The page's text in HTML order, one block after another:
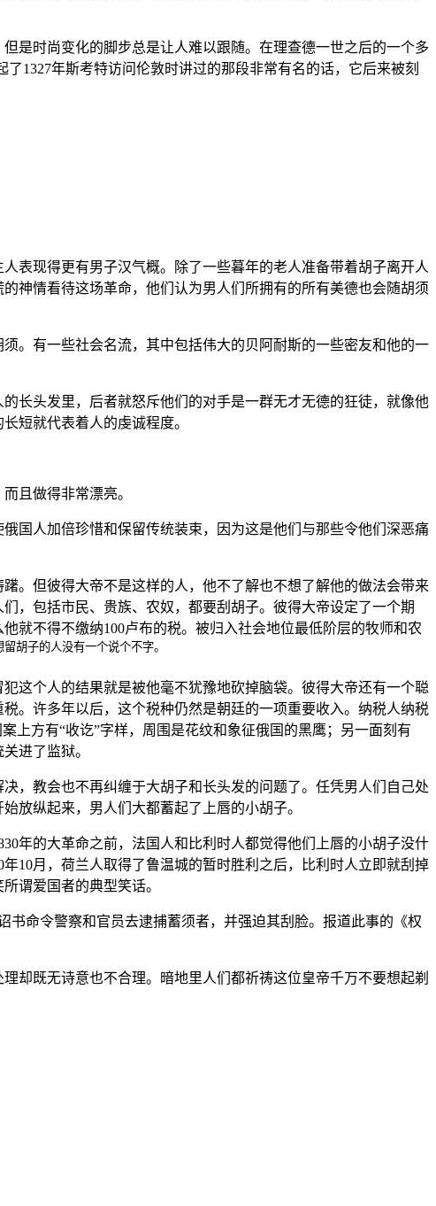
是时尚变化的脚步总是让人难以跟随。在理查德一世之后的一个多
1327年斯考特访问伦敦时讲过的那段非常有名的话，它后来被刻
表现得更有男子汉气概。除了一些暮年的老人准备带着胡子离开人
神情看待这场革命，他们认为男人们所拥有的所有美德也会随胡须
。有一些社会名流，其中包括伟大的贝阿耐斯的一些密友和他的一
长头发里，后者就怒斥他们的对手是一群无才无德的狂徒，就像他
短就代表着人的虔诚程度。
且做得非常漂亮。
国人加倍珍惜和保留传统装束，因为这是他们与那些令他们深恶痛
。但彼得大帝不是这样的人，他不了解也不想了解他的做法会带来
，包括市民、贵族、农奴，都要刮胡子。彼得大帝设定了一个期
就不得不缴纳100卢布的税。被归入社会地位最低阶层的牧师和农
胡子的人没有一个说个不字。
这个人的结果就是被他毫不犹豫地砍掉脑袋。彼得大帝还有一个聪
。许多年以后，这个税种仍然是朝廷的一项重要收入。纳税人纳税
上方有“收讫”字样，周围是花纹和象征俄国的黑鹰；另一面刻有
进了监狱。
，教会也不再纠缠于大胡子和长头发的问题了。任凭男人们自己处
放纵起来，男人们大都蓄起了上唇的小胡子。
年的大革命之前，法国人和比利时人都觉得他们上唇的小胡子没什
10月，荷兰人取得了鲁温城的暂时胜利之后，比利时人立即就刮掉
谓爱国者的典型笑话。
命令警察和官员去逮捕蓄须者，并强迫其刮脸。报道此事的《权
却既无诗意也不合理。暗地里人们都祈祷这位皇帝千万不要想起剃